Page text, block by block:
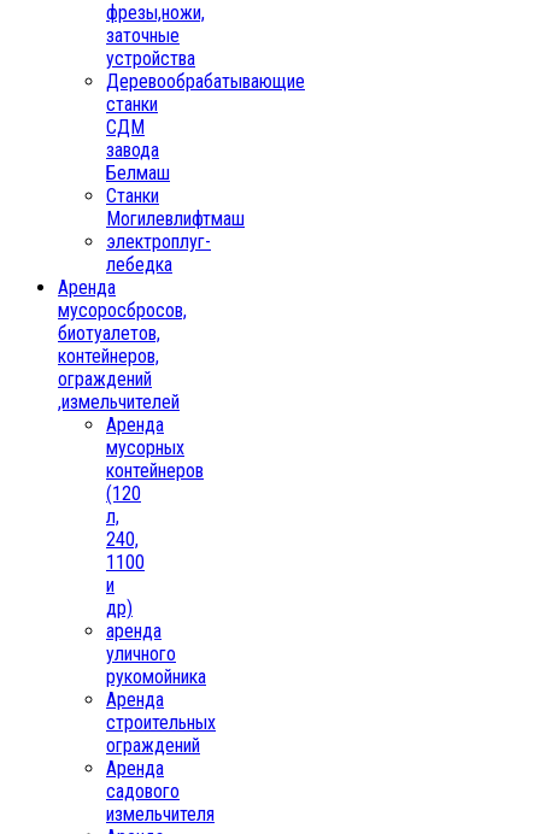
фрезы,ножи,
заточные
устройства
Деревообрабатывающие
станки
СДМ
завода
Белмаш
Станки
Могилевлифтмаш
электроплуг-
лебедка
Аренда
мусоросбросов,
биотуалетов,
контейнеров,
ограждений
,измельчителей
Аренда
мусорных
контейнеров
(120
л,
240,
1100
и
др)
аренда
уличного
рукомойника
Аренда
строительных
ограждений
Аренда
садового
измельчителя